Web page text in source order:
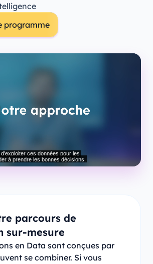
programme
parcours de
sur-mesure
en Data sont conçues par
se combiner. Si vous